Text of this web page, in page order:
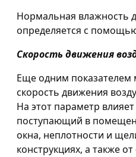
Нормальная влажность
определяется с
Скорость движения
Еще одним показателем
скорость движения
На этот параметр
поступающий в
окна, неплотности и
конструкциях, а также